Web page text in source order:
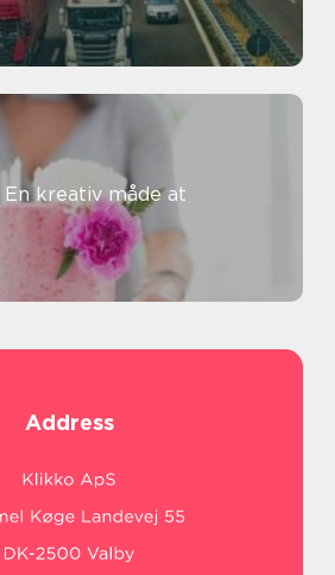
kreativ måde at
Address